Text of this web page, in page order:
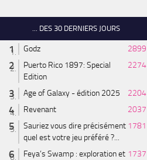
... DES 30 DERNIERS JOURS
Godz
2899
Puerto Rico 1897: Special
Edition
2274
Age of Galaxy - édition 2025
2204
Revenant
2037
Sauriez vous dire précisément
quel est votre jeu préféré ?...
1781
Feya’s Swamp : exploration et 1737